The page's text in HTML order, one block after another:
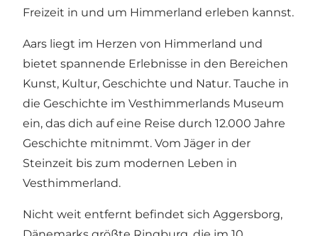
Freizeit in und um Himmerland erleben kannst.
Aars liegt im Herzen von Himmerland und
bietet spannende Erlebnisse in den Bereichen
Kunst, Kultur, Geschichte und Natur. Tauche in
die Geschichte im Vesthimmerlands Museum
ein, das dich auf eine Reise durch 12.000 Jahre
Geschichte mitnimmt. Vom Jäger in der
Steinzeit bis zum modernen Leben in
Vesthimmerland.
Nicht weit entfernt befindet sich Aggersborg,